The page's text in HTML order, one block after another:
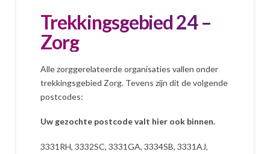
Trekkingsgebied 24 –
Zorg
Alle zorggerelateerde organisaties vallen onder
trekkingsgebied Zorg. Tevens zijn dit de volgende
postcodes:
Uw gezochte postcode valt hier ook binnen.
3331RH, 3332SC, 3331GA, 3334SB, 3331AJ,